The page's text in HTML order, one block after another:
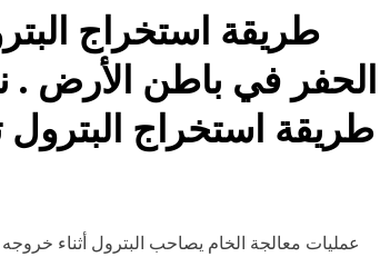
طريقة استخراج
الحفر في باطن الأرض .
طريقة استخراج
عمليات معالجة الخام يصاحب البترول أثناء